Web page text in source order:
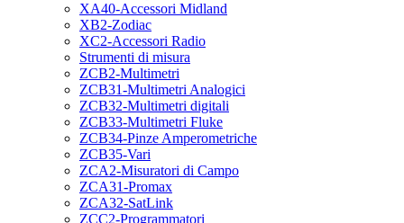
XA40-Accessori Midland
XB2-Zodiac
XC2-Accessori Radio
Strumenti di misura
ZCB2-Multimetri
ZCB31-Multimetri Analogici
ZCB32-Multimetri digitali
ZCB33-Multimetri Fluke
ZCB34-Pinze Amperometriche
ZCB35-Vari
ZCA2-Misuratori di Campo
ZCA31-Promax
ZCA32-SatLink
ZCC2-Programmatori